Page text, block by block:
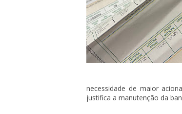
necessidade de maior
justifica a manutenção da